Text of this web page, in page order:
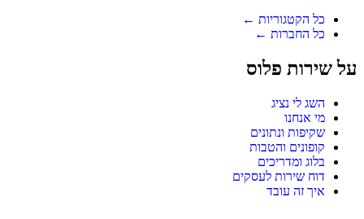
כל הקטגוריות ←
כל החברות ←
על שירות פלוס
השג לי נציג
מי אנחנו
שקיפות ונתונים
קופונים והטבות
בלוג ומדריכים
דוח שירות לעסקים
איך זה עובד